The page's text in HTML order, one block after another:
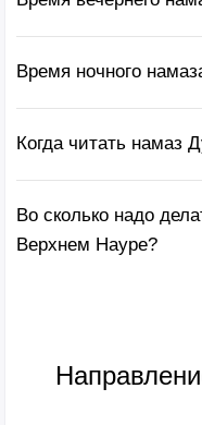
Время ночного
Когда читать намаз
Во сколько надо
Верхнем Науре?